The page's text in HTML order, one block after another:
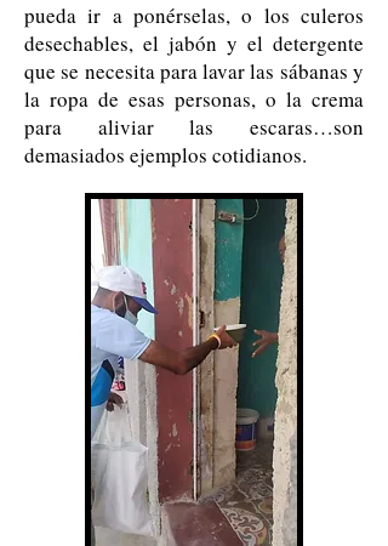
pueda ir a ponérselas, o los culeros
desechables, el jabón y el detergente
que se necesita para lavar las sábanas y
la ropa de esas personas, o la crema
para aliviar las escaras…son
demasiados ejemplos cotidianos.